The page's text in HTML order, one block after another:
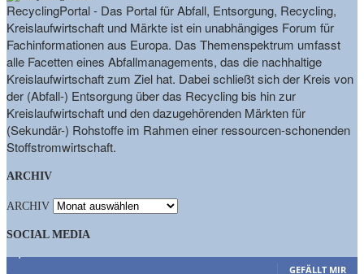
RecyclingPortal - Das Portal für Abfall, Entsorgung, Recycling,
Kreislaufwirtschaft und Märkte ist ein unabhängiges Forum für
Fachinformationen aus Europa. Das Themenspektrum umfasst
alle Facetten eines Abfallmanagements, das die nachhaltige
Kreislaufwirtschaft zum Ziel hat. Dabei schließt sich der Kreis von
der (Abfall-) Entsorgung über das Recycling bis hin zur
Kreislaufwirtschaft und den dazugehörenden Märkten für
(Sekundär-) Rohstoffe im Rahmen einer ressourcen-schonenden
Stoffstromwirtschaft.
ARCHIV
ARCHIV
SOCIAL MEDIA
GEFÄLLT MIR